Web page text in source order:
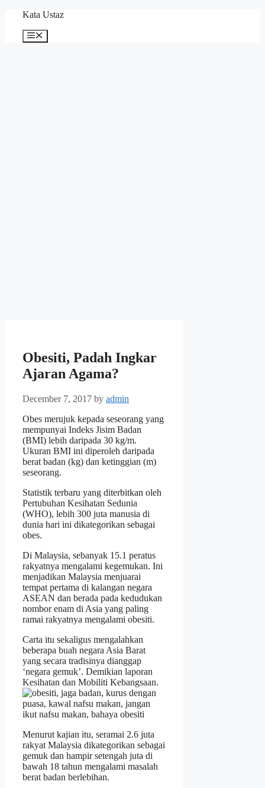
content
Kata Ustaz
Menu
Obesiti, Padah Ingkar
Ajaran Agama?
December 7, 2017 by admin
Obes merujuk kepada seseorang yang
mempunyai Indeks Jisim Badan
(BMI) lebih daripada 30 kg/m.
Ukuran BMI ini diperoleh daripada
berat badan (kg) dan ketinggian (m)
seseorang.
Statistik terbaru yang diterbitkan oleh
Pertubuhan Kesihatan Sedunia
(WHO), lebih 300 juta manusia di
dunia hari ini dikategorikan sebagai
obes.
Di Malaysia, sebanyak 15.1 peratus
rakyatnya mengalami kegemukan. Ini
menjadikan Malaysia menjuarai
tempat pertama di kalangan negara
ASEAN dan berada pada kedudukan
nombor enam di Asia yang paling
ramai rakyatnya mengalami obesiti.
Carta itu sekaligus mengalahkan
beberapa buah negara Asia Barat
yang secara tradisinya dianggap
‘negara gemuk’. Demikian laporan
Kesihatan dan Mobiliti Kebangsaan.
Menurut kajian itu, seramai 2.6 juta
rakyat Malaysia dikategorikan sebagai
gemuk dan hampir setengah juta di
bawah 18 tahun mengalami masalah
berat badan berlebihan.